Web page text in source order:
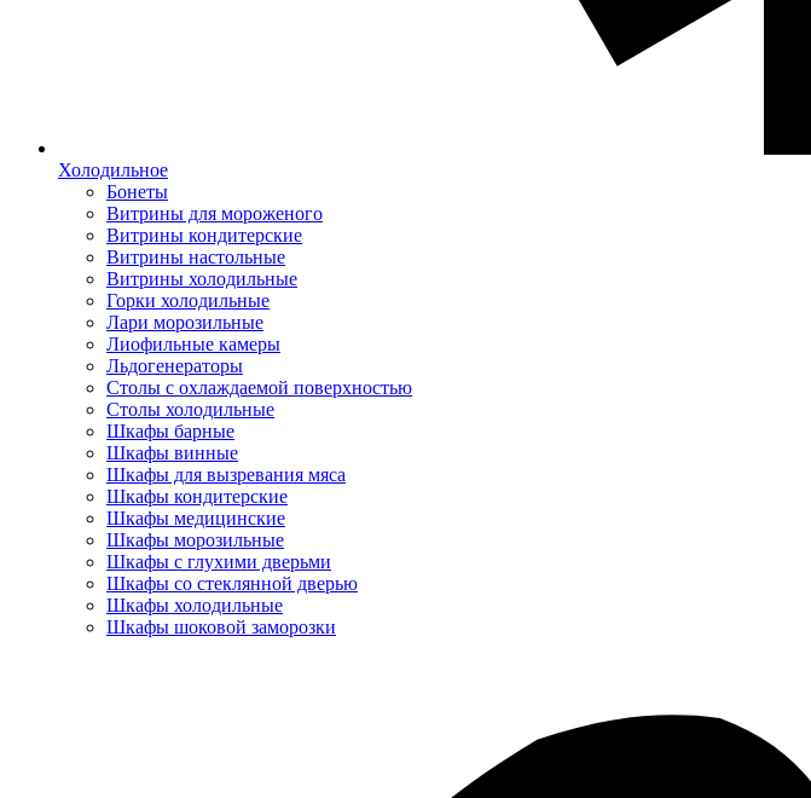
Холодильное
Бонеты
Витрины для мороженого
Витрины кондитерские
Витрины настольные
Витрины холодильные
Горки холодильные
Лари морозильные
Лиофильные камеры
Льдогенераторы
Столы с охлаждаемой поверхностью
Столы холодильные
Шкафы барные
Шкафы винные
Шкафы для вызревания мяса
Шкафы кондитерские
Шкафы медицинские
Шкафы морозильные
Шкафы с глухими дверьми
Шкафы со стеклянной дверью
Шкафы холодильные
Шкафы шоковой заморозки